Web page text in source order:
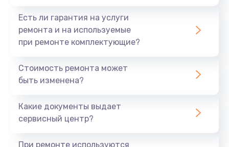
Все эти проблемы приводят к таким
неисправностям, как:
Проблемы с оборудованием и компонентами
Разрушение портов и разъемов.
то не так, нужно найти сервисный центр с
хорошей репутацией, чтобы устранить проблему.
Есть ли гарантия на услуги
ремонта и на используемые
при ремонте комплектующие?
Стоимость ремонта может
быть изменена?
Какие документы выдает
сервисный центр?
При ремонте используются